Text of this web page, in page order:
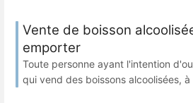
Vente de boisson
emporter
Toute personne ayant l'intention
qui vend des boissons alcoolisées, à